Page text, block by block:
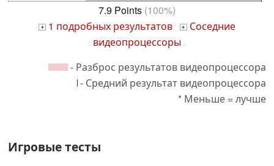
7.9 Points (100%)
+ 1 подробных результатов + Соседние
видеопроцессоры
- Разброс результатов видеопроцессора
- Средний результат видеопроцессора
* Меньше = лучше
Игровые тесты